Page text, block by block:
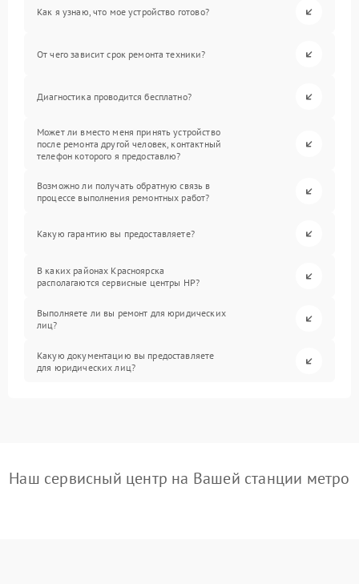
Как я узнаю, что мое устройство готово?
От чего зависит срок ремонта техники?
Диагностика проводится бесплатно?
Может ли вместо меня принять устройство
после ремонта другой человек, контактный
телефон которого я предоставлю?
Возможно ли получать обратную связь в
процессе выполнения ремонтных работ?
Какую гарантию вы предоставляете?
В каких районах Красноярска
располагаются сервисные центры HP?
Выполняете ли вы ремонт для юридических
лиц?
Какую документацию вы предоставляете
для юридических лиц?
Наш сервисный центр на Вашей станции метро